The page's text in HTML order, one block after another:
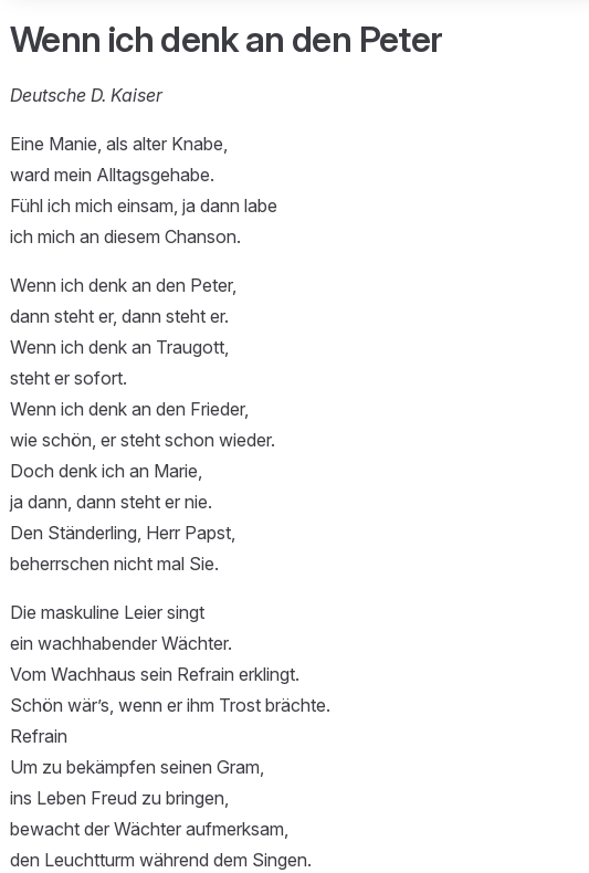
Wenn ich denk an den Peter
Deutsche D. Kaiser
Eine Manie, als alter Knabe,
ward mein Alltagsgehabe.
Fühl ich mich einsam, ja dann labe
ich mich an diesem Chanson.
Wenn ich denk an den Peter,
dann steht er, dann steht er.
Wenn ich denk an Traugott,
steht er sofort.
Wenn ich denk an den Frieder,
wie schön, er steht schon wieder.
Doch denk ich an Marie,
ja dann, dann steht er nie.
Den Ständerling, Herr Papst,
beherrschen nicht mal Sie.
Die maskuline Leier singt
ein wachhabender Wächter.
Vom Wachhaus sein Refrain erklingt.
Schön wär’s, wenn er ihm Trost brächte.
Refrain
Um zu bekämpfen seinen Gram,
ins Leben Freud zu bringen,
bewacht der Wächter aufmerksam,
den Leuchtturm während dem Singen.